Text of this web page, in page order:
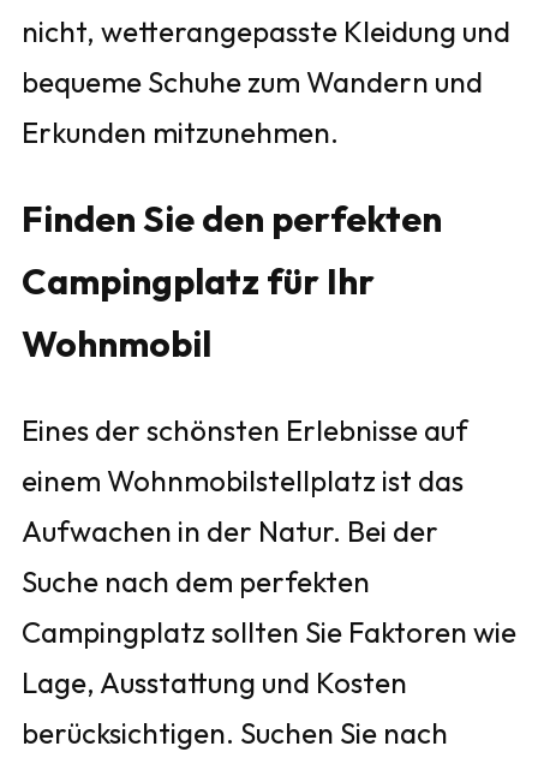
nicht, wetterangepasste Kleidung und
bequeme Schuhe zum Wandern und
Erkunden mitzunehmen.
Finden Sie den perfekten
Campingplatz für Ihr
Wohnmobil
Eines der schönsten Erlebnisse auf
einem Wohnmobilstellplatz ist das
Aufwachen in der Natur. Bei der
Suche nach dem perfekten
Campingplatz sollten Sie Faktoren wie
Lage, Ausstattung und Kosten
berücksichtigen. Suchen Sie nach